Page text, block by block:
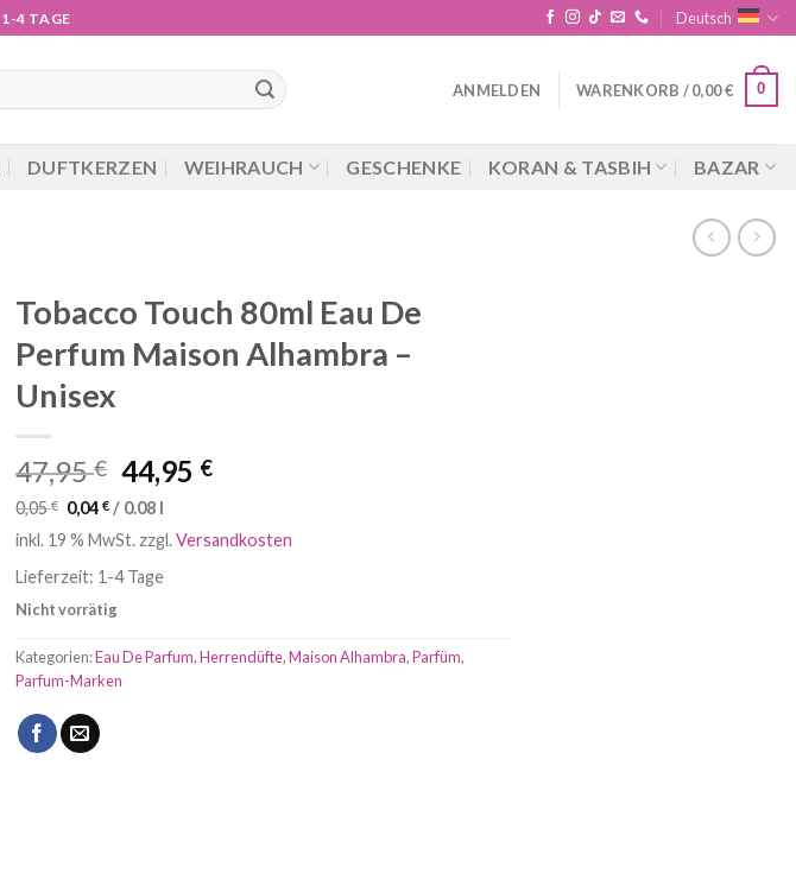
4 TAGE Deutsch
ANMELDEN WARENKORB /0,00€ 0
DUFTKERZEN WEIHRAUCH GESCHENKE KORAN & TASBIH BAZAR
Tobacco Touch 80ml Eau De
Perfum Maison Alhambra –
Unisex
47,95€ Ursprünglicher
Preis
war:
47,95 €
44,95 €Aktueller
ist:
44,95 €.
0,05€ 0,04€ / 0.08 l
inkl. 19 % MwSt. zzgl.Versandkosten
Lieferzeit: 1-4 Tage
Nicht vorrätig
Kategorien:Eau De Parfum,Herrendüfte,Maison Alhambra,Parfüm,
Parfum-Marken